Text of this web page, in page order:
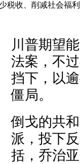
税收、削减社会福
川普期望
法案，不
挡下，以
僵局。
倒戈的共
派，投下
括，乔治